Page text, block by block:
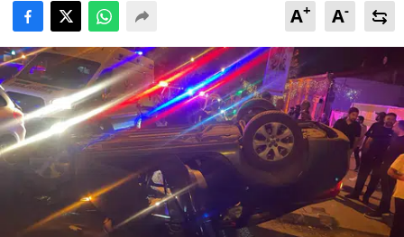
A+ A-